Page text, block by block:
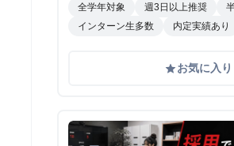
全学年対象 週3日以上推奨
インターン生多数
内定実績あり
gradeお気に入り